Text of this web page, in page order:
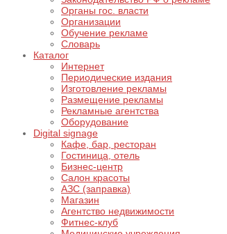
Органы гос. власти
Организации
Обучение рекламе
Словарь
Каталог
Интернет
Периодические издания
Изготовление рекламы
Размещение рекламы
Рекламные агентства
Оборудование
Digital signage
Кафе, бар, ресторан
Гостиница, отель
Бизнес-центр
Салон красоты
АЗС (заправка)
Магазин
Агентство недвижимости
Фитнес-клуб